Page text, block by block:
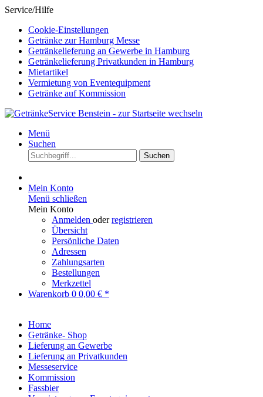
Service/Hilfe
Cookie-Einstellungen
Getränke zur Hamburg Messe
Getränkelieferung an Gewerbe in Hamburg
Getränkelieferung Privatkunden in Hamburg
Mietartikel
Vermietung von Eventequipment
Getränke auf Kommission
Menü
Suchen
Suchen
Mein Konto
Menü schließen
Mein Konto
Anmelden oderregistrieren
Übersicht
Persönliche Daten
Adressen
Zahlungsarten
Bestellungen
Merkzettel
Warenkorb 0 0,00 € *
Home
Getränke- Shop
Lieferung an Gewerbe
Lieferung an Privatkunden
Messeservice
Kommission
Fassbier